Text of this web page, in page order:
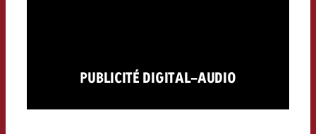
PUBLICITÉ DIGITAL-AUDIO